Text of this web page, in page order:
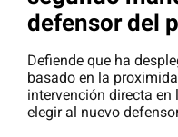
defensor del
Defiende que ha
basado en la
intervención directa en
elegir al nuevo